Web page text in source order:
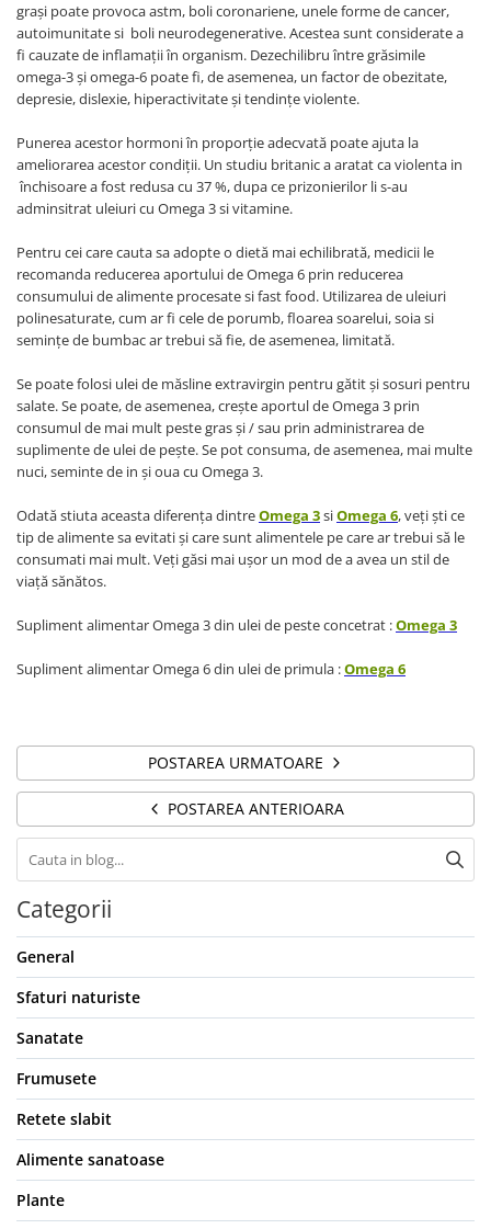
graşi poate provoca astm, boli coronariene, unele forme de cancer,
autoimunitate si boli neurodegenerative. Acestea sunt considerate a
fi cauzate de inflamaţii în organism. Dezechilibru între grăsimile
omega-3 şi omega-6 poate fi, de asemenea, un factor de obezitate,
depresie, dislexie, hiperactivitate şi tendinţe violente.
Punerea acestor hormoni în proporţie adecvată poate ajuta la
ameliorarea acestor condiţii. Un studiu britanic a aratat ca violenta in
închisoare a fost redusa cu 37 %, dupa ce prizonierilor li s-au
adminsitrat uleiuri cu Omega 3 si vitamine.
Pentru cei care cauta sa adopte o dietă mai echilibrată, medicii le
recomanda reducerea aportului de Omega 6 prin reducerea
consumului de alimente procesate si fast food. Utilizarea de uleiuri
polinesaturate, cum ar fi cele de porumb, floarea soarelui, soia si
seminţe de bumbac ar trebui să fie, de asemenea, limitată.
Se poate folosi ulei de măsline extravirgin pentru gătit şi sosuri pentru
salate. Se poate, de asemenea, creşte aportul de Omega 3 prin
consumul de mai mult peste gras şi / sau prin administrarea de
suplimente de ulei de peşte. Se pot consuma, de asemenea, mai multe
nuci, seminte de in şi oua cu Omega 3.
Odată stiuta aceasta diferenţa dintreOmega 3siOmega 6, veţi şti ce
tip de alimente sa evitati şi care sunt alimentele pe care ar trebui să le
consumati mai mult. Veţi găsi mai uşor un mod de a avea un stil de
viaţă sănătos.
Supliment alimentar Omega 3 din ulei de peste concetrat :Omega 3
Supliment alimentar Omega 6 din ulei de primula :Omega 6
POSTAREA URMATOARE
POSTAREA ANTERIOARA
Categorii
General
Sfaturi naturiste
Sanatate
Frumusete
Retete slabit
Alimente sanatoase
Plante